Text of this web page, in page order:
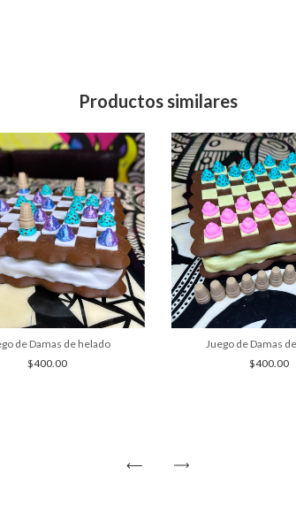
Productos similares
de Damas de helado
$400.00
Juego de Damas
$400.00